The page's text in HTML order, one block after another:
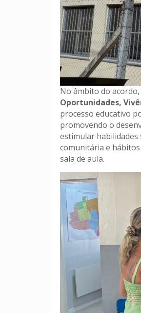
No âmbito do
Oportunidades,
processo educativo
promovendo o
estimular habilidades
comunitária e
sala de aula.